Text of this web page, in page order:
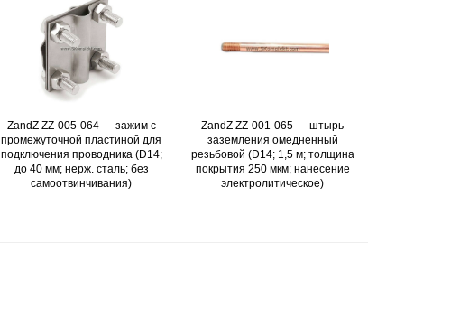
Подробнее
ZandZ ZZ-005-064 — зажим с
промежуточной пластиной для
подключения проводника (D14;
до 40 мм; нерж. сталь; без
самоотвинчивания)
Подробнее
ZandZ ZZ-001-065 — штырь
заземления омедненный
резьбовой (D14; 1,5 м; толщина
покрытия 250 мкм; нанесение
электролитическое)